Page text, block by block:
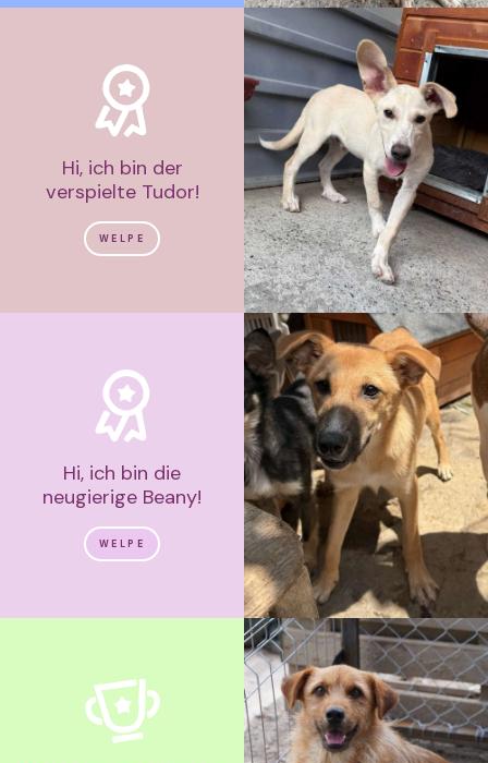
Hi, ich bin der
verspielte Tudor!
WELPE
Hi, ich bin die
neugierige Beany!
WELPE